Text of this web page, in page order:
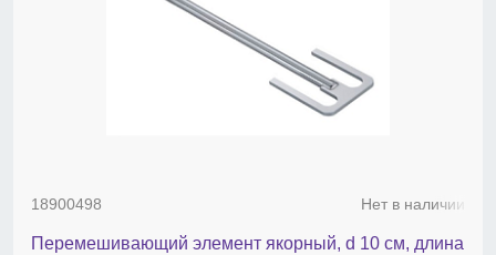
18900498 Нет в наличии
Перемешивающий элемент якорный, d 10 cм, длина